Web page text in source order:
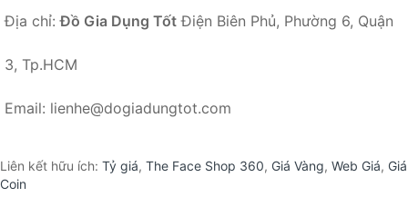
Địa chỉ:Đồ Gia Dụng Tốt Điện Biên Phủ, Phường 6, Quận
3, Tp.HCM
Email: lienhe@dogiadungtot.com
Liên kết hữu ích: Tỷ giá, The Face Shop 360, Giá Vàng, Web Giá, Giá
Coin